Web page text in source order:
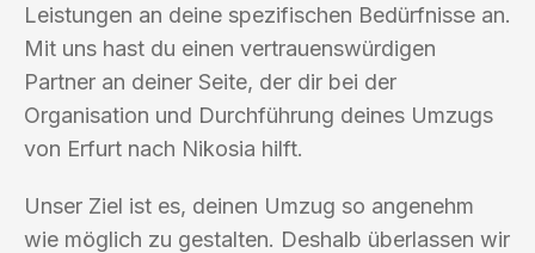
Leistungen an deine spezifischen Bedürfnisse an.
Mit uns hast du einen vertrauenswürdigen
Partner an deiner Seite, der dir bei der
Organisation und Durchführung deines Umzugs
von Erfurt nach Nikosia hilft.
Unser Ziel ist es, deinen Umzug so angenehm
wie möglich zu gestalten. Deshalb überlassen wir